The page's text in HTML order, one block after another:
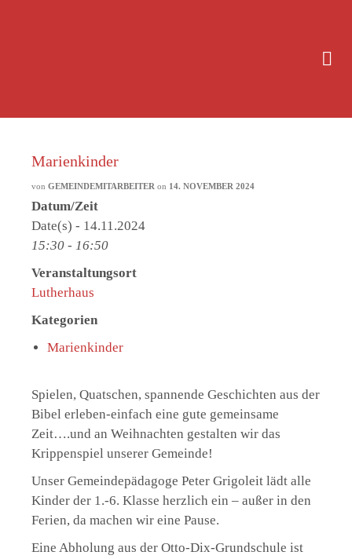
Marienkinder
von GEMEINDEMITARBEITER on 14. NOVEMBER 2024
Datum/Zeit
Date(s) - 14.11.2024
15:30 - 16:50
Veranstaltungsort
Lutherhaus
Kategorien
Marienkinder
Spielen, Quatschen, spannende Geschichten aus der
Bibel erleben-einfach eine gute gemeinsame
Zeit….und an Weihnachten gestalten wir das
Krippenspiel unserer Gemeinde!
Unser Gemeindepädagoge Peter Grigoleit lädt alle
Kinder der 1.-6. Klasse herzlich ein – außer in den
Ferien, da machen wir eine Pause.
Eine Abholung aus der Otto-Dix-Grundschule ist